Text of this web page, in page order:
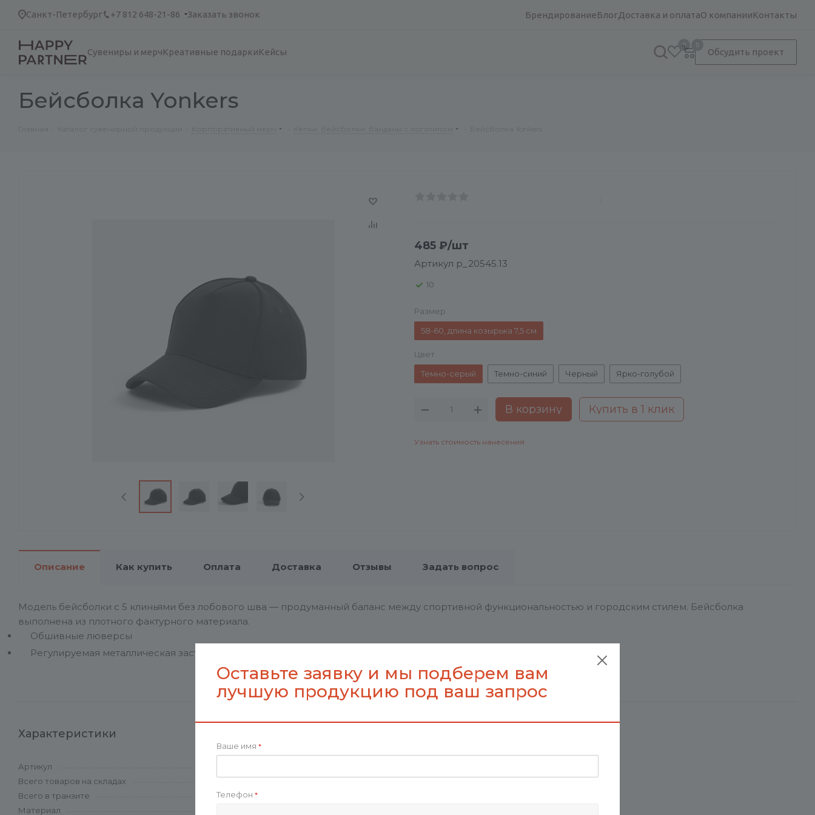
Санкт-Петербург +7 812 648-21-86 Заказать звонок БрендированиеБлогДоставка и оплатаО компанииКонтакты
Сувениры и мерчКреативные подаркиКейсы
0
Обсудить проект
Бейсболка Yonkers
:
485 ₽/шт
Артикул p_20545.13
10
Размер
58-60, длина козырька 7,5 см
Цвет
Темно-серый
Темно-синий Черный Ярко-голубой
В корзину Купить в 1 клик
Узнать стоимость нанесения
Описание Как купить Оплата Доставка Отзывы Задать вопрос
Модель бейсболки с 5 клиньями без лобового шва — продуманный баланс между спортивной функциональностью и городским стилем. Бейсболка
выполнена из плотного фактурного материала.
Обшивные люверсы
Регулируемая металлическая застежка обеспечивает оптимальную посадку и комфорт в носке
Характеристики
Артикул
Всего товаров на складах
Всего в транзите
Материал
Оставьте заявку и мы подберем вам
лучшую продукцию под ваш запрос
Ваше имя *
Телефон *